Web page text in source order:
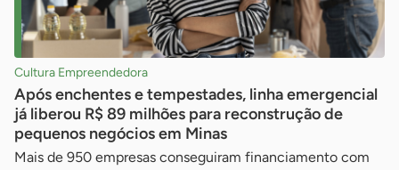
Cultura Empreendedora
Após enchentes e tempestades, linha emergencial
já liberou R$ 89 milhões para reconstrução de
pequenos negócios em Minas
Mais de 950 empresas conseguiram financiamento com